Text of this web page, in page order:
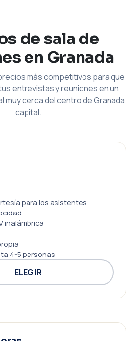
de sala de
en Granada
más competitivos para que
entrevistas y reuniones en un
muy cerca del centro de Granada
capital.
para los asistentes
inalámbrica
4-5 personas
ELEGIR